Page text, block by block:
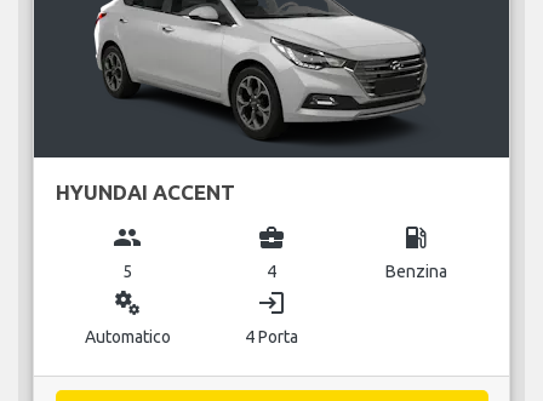
HYUNDAI ACCENT
group
5
business_center
4
local_gas_station
Benzina
miscellaneous_services
Automatico
login
4 Porta